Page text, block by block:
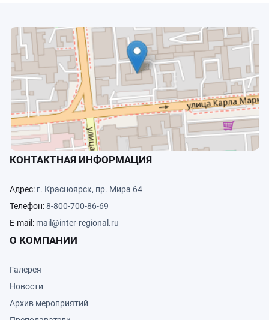
КОНТАКТНАЯ ИНФОРМАЦИЯ
Адрес: г. Красноярск, пр. Мира 64
Телефон:8-800-700-86-69
E-mail: mail@inter-regional.ru
О КОМПАНИИ
Галерея
Новости
Архив мероприятий